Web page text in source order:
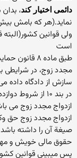
دائمی اختیار کند،
نماید.(هر که بامش
ولی قوانین
است
مجدد زوج، در شرایطی
سازش از دادگاه داده
در بند ۱۰ از
ازدواج مجدد زوج می
ازدواج مجدد زوج حق
صیغة ‌آن را داشته
حقوق مالی خویش و